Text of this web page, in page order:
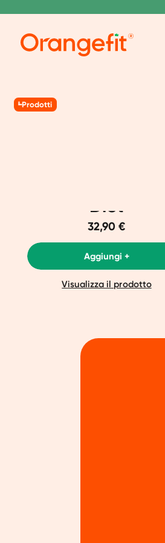
Prodotti
Diet
32,90 €
Aggiungi +
Visualizza il prodotto